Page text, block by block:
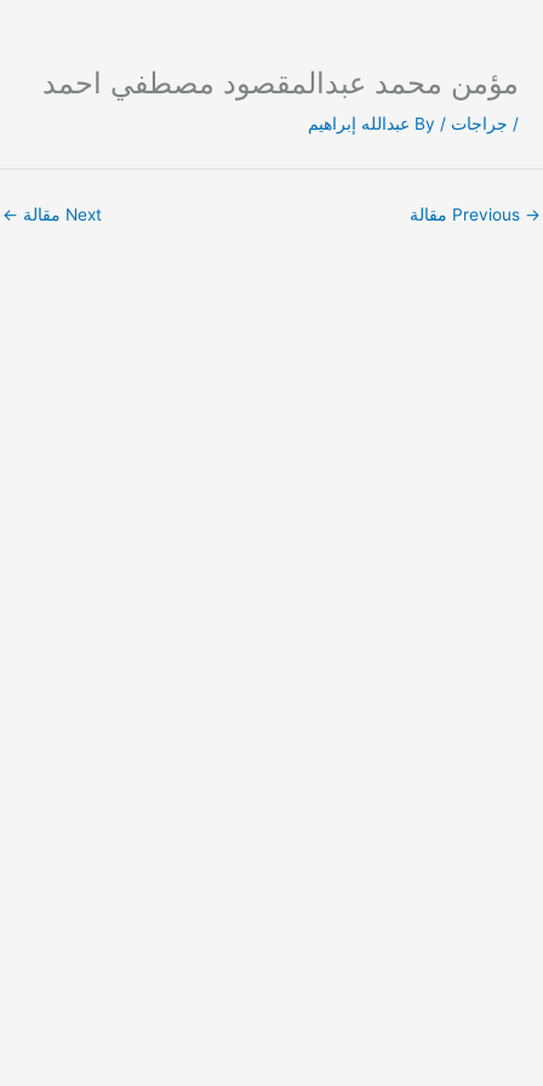
content
مؤمن محمد عبدالمقصود مصطفي احمد
/ جراجات / By عبدالله إبراهيم
→ Next مقالة ←